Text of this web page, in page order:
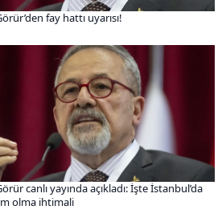
fay hattı uyarısı!
canlı yayında açıkladı: İşte İstanbul’da
olma ihtimali